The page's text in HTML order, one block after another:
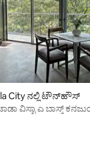
6 ವಿಮರ್ಶೆಗಳು
City ನಲ್ಲಿ ಟೌನ್‌ಹೌಸ್
ವಿಸ್ಟಾ ಎ ಬಾಸ್ಕ್